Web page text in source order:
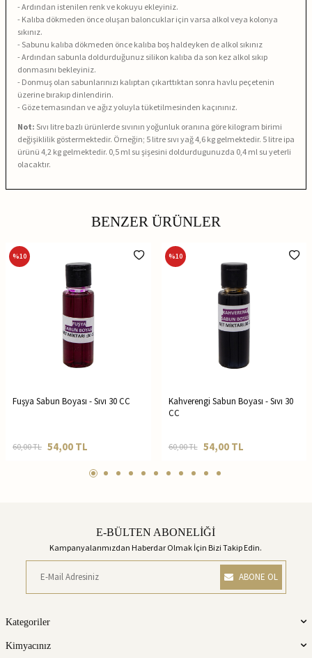
- Ardından istenilen renk ve kokuyu ekleyiniz.
- Kalıba dökmeden önce oluşan baloncuklar için varsa alkol veya kolonya
sıkınız.
- Sabunu kalıba dökmeden önce kalıba boş haldeyken de alkol sıkınız
- Ardından sabunla doldurduğunuz silikon kalıba da son kez alkol sıkıp
donmasını bekleyiniz.
- Donmuş olan sabunlarınızı kalıptan çıkarttıktan sonra havlu peçetenin
üzerine bırakıp dinlendirin.
- Göze temasından ve ağız yoluyla tüketilmesinden kaçınınız.
Not: Sıvı litre bazlı ürünlerde sıvının yoğunluk oranına göre kilogram birimi
değişiklilik göstermektedir. Örneğin; 5 litre sıvı yağ 4,6 kg gelmektedir. 5 litre ipa
ürünü 4,2 kg gelmektedir. 0,5 ml su şişesini doldurdugunuzda 0,4 ml su yeterli
olacaktır.
BENZER ÜRÜNLER
%10
Fuşya Sabun Boyası - Sıvı 30 CC
60,00TL 54,00 TL
%10
Kahverengi Sabun Boyası - Sıvı 30
CC
60,00TL 54,00TL
E-BÜLTEN ABONELİĞİ
Kampanyalarımızdan Haberdar Olmak İçin Bizi Takip Edin.
ABONE OL
Kategoriler
Kimyacınız